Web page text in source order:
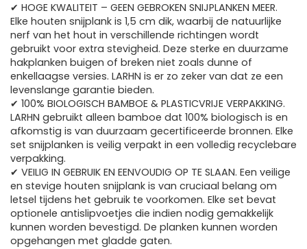
✔ HOGE KWALITEIT – GEEN GEBROKEN SNIJPLANKEN MEER.
Elke houten snijplank is 1,5 cm dik, waarbij de natuurlijke
nerf van het hout in verschillende richtingen wordt
gebruikt voor extra stevigheid. Deze sterke en duurzame
hakplanken buigen of breken niet zoals dunne of
enkellaagse versies. LARHN is er zo zeker van dat ze een
levenslange garantie bieden.
✔ 100% BIOLOGISCH BAMBOE & PLASTICVRIJE VERPAKKING.
LARHN gebruikt alleen bamboe dat 100% biologisch is en
afkomstig is van duurzaam gecertificeerde bronnen. Elke
set snijplanken is veilig verpakt in een volledig recyclebare
verpakking.
✔ VEILIG IN GEBRUIK EN EENVOUDIG OP TE SLAAN. Een veilige
en stevige houten snijplank is van cruciaal belang om
letsel tijdens het gebruik te voorkomen. Elke set bevat
optionele antislipvoetjes die indien nodig gemakkelijk
kunnen worden bevestigd. De planken kunnen worden
opgehangen met gladde gaten.